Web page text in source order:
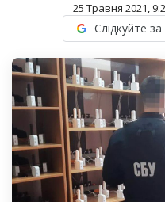
25 Травня 2021,
Слідкуйте